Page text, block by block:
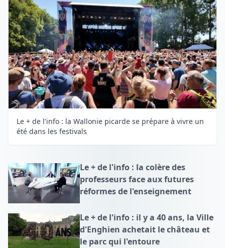
Le + de l'info : la Wallonie picarde se prépare à vivre un
été dans les festivals
Le + de l'info : la colère des
professeurs face aux futures
réformes de l'enseignement
Le + de l'info : il y a 40 ans, la Ville
d'Enghien achetait le château et
le parc qui l'entoure